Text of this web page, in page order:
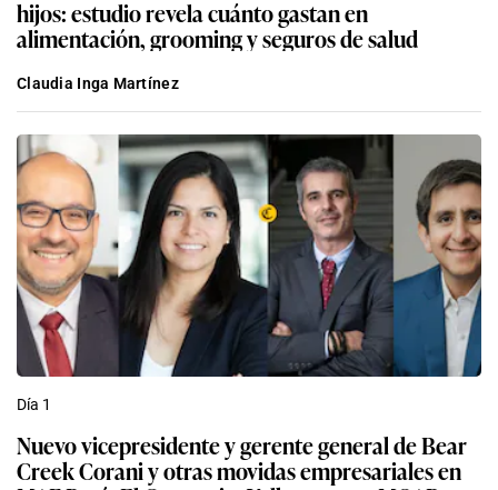
hijos: estudio revela cuánto gastan en
alimentación, grooming y seguros de salud
Claudia Inga Martínez
Día 1
Nuevo vicepresidente y gerente general de Bear
Creek Corani y otras movidas empresariales en